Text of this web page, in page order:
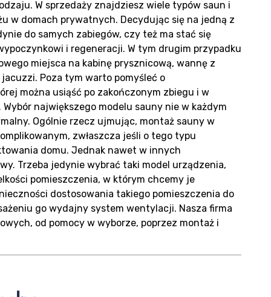
W sprzedaży znajdziesz wiele typów saun i
w domach prywatnych. Decydując się na jedną z
do samych zabiegów, czy też ma stać się
i regeneracji. W tym drugim przypadku
miejsca na kabinę prysznicową, wannę z
Poza tym warto pomyśleć o
można usiąść po zakończonym zbiegu i w
największego modelu sauny nie w każdym
Ogólnie rzecz ujmując, montaż sauny w
zwłaszcza jeśli o tego typu
domu. Jednak nawet w innych
Trzeba jedynie wybrać taki model urządzenia,
pomieszczenia, w którym chcemy je
dostosowania takiego pomieszczenia do
go wydajny system wentylacji. Nasza firma
od pomocy w wyborze, poprzez montaż i